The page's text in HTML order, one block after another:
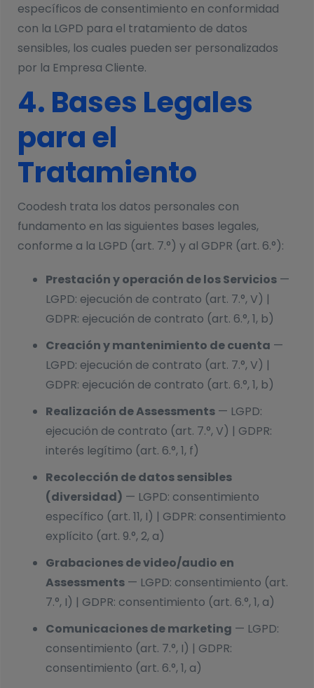
específicos de consentimiento en conformidad
con la LGPD para el tratamiento de datos
sensibles, los cuales pueden ser personalizados
por la Empresa Cliente.
4. Bases Legales
para el
Tratamiento
Coodesh trata los datos personales con
fundamento en las siguientes bases legales,
conforme a la LGPD (art. 7.°) y al GDPR (art. 6.°):
Prestación y operación de los Servicios —
LGPD: ejecución de contrato (art. 7.°, V) |
GDPR: ejecución de contrato (art. 6.°, 1, b)
Creación y mantenimiento de cuenta —
LGPD: ejecución de contrato (art. 7.°, V) |
GDPR: ejecución de contrato (art. 6.°, 1, b)
Realización de Assessments — LGPD:
ejecución de contrato (art. 7.°, V) | GDPR:
interés legítimo (art. 6.°, 1, f)
Recolección de datos sensibles
(diversidad) — LGPD: consentimiento
específico (art. 11, I) | GDPR: consentimiento
explícito (art. 9.°, 2, a)
Grabaciones de video/audio en
Assessments — LGPD: consentimiento (art.
7.°, I) | GDPR: consentimiento (art. 6.°, 1, a)
Comunicaciones de marketing — LGPD:
consentimiento (art. 7.°, I) | GDPR:
consentimiento (art. 6.°, 1, a)